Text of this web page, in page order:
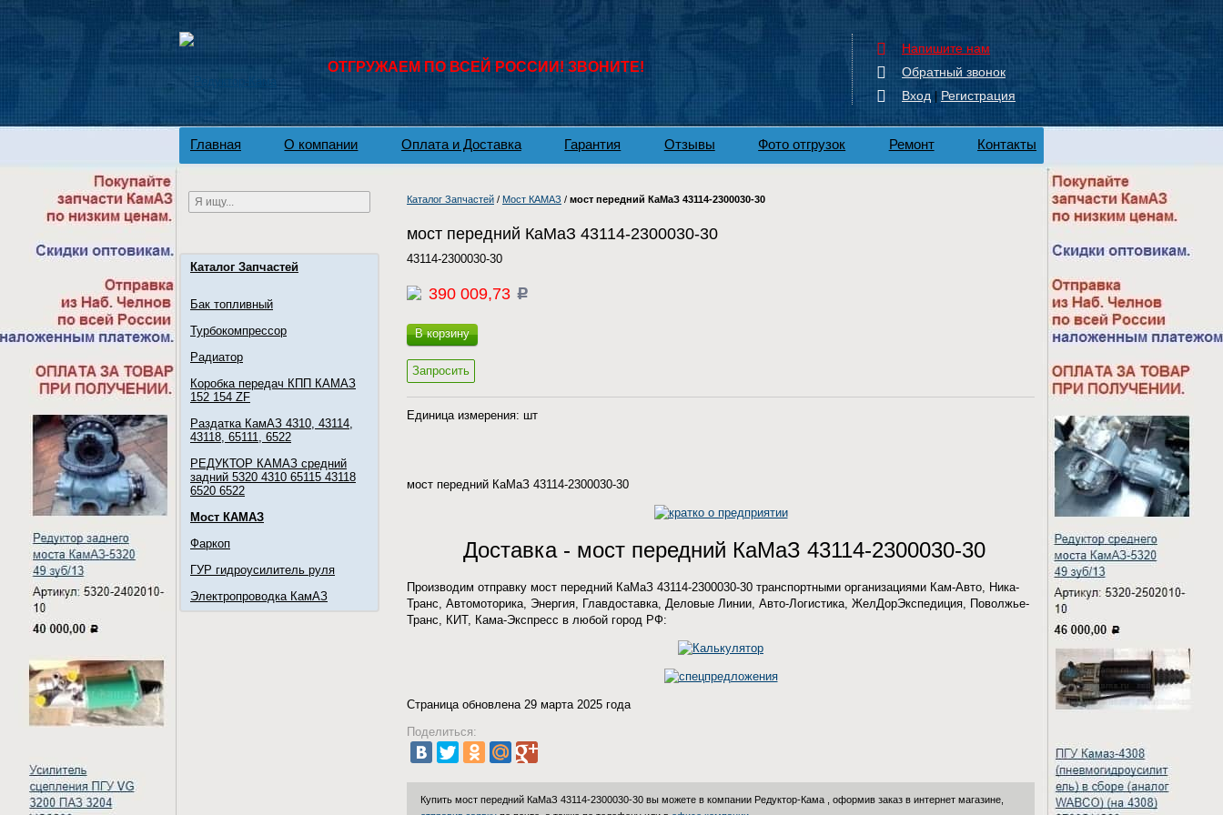
ОТГРУЖАЕМ ПО ВСЕЙ РОССИИ! ЗВОНИТЕ!
Напишите нам
Обратный звонок
Вход | Регистрация
Главная О компании Оплата и Доставка Гарантия Отзывы Фото отгрузок Ремонт Контакты
Каталог Запчастей
Бак топливный
Турбокомпрессор
Радиатор
Коробка передач КПП КАМАЗ
152 154 ZF
Раздатка КамАЗ 4310, 43114,
43118, 65111, 6522
РЕДУКТОР КАМАЗ средний
задний 5320 4310 65115 43118
6520 6522
Мост КАМАЗ
Фаркоп
ГУР гидроусилитель руля
Электропроводка КамАЗ
Каталог Запчастей / Мост КАМАЗ / мост передний КаМаЗ 43114-2300030-30
мост передний КаМаЗ 43114-2300030-30
43114-2300030-30
390 009,73 c
В корзину
Запросить
Единица измерения: шт
мост передний КаМаЗ 43114-2300030-30
Доставка - мост передний КаМаЗ 43114-2300030-30
Производим отправку мост передний КаМаЗ 43114-2300030-30 транспортными организациями Кам-Авто, Ника-
Транс, Автомоторика, Энергия, Главдоставка, Деловые Линии, Авто-Логистика, ЖелДорЭкспедиция, Поволжье-
Транс, КИТ, Кама-Экспресс в любой город РФ:
Страница обновлена 29 марта 2025 года
Поделиться:
Купить мост передний КаМаЗ 43114-2300030-30 вы можете в компании Редуктор-Кама , оформив заказ в интернет магазине,